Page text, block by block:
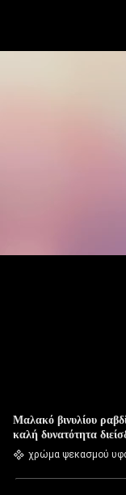
Μαλακό βινυλίου
καλή δυνατότητα
χρώμα ψεκασμού